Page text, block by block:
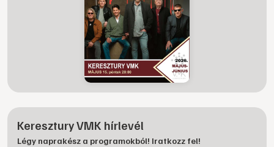
Keresztury VMK hírlevél
Légy naprakész a programokból! Iratkozz fel!